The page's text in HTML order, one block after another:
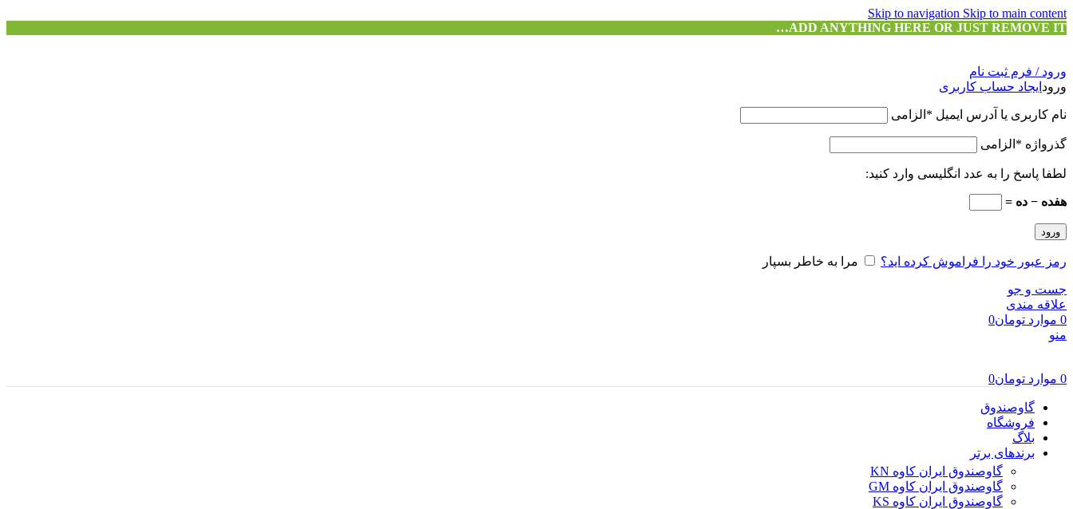
Skip to navigation Skip to main content
ADD ANYTHING HERE OR JUST REMOVE IT…
ورود / فرم ثبت نام
ورود ایجاد حساب کاربری
نام کاربری یا آدرس ایمیل * الزامی
گذرواژه * الزامی
لطفا پاسخ را به عدد انگلیسی وارد کنید:
هفده − ده =
ورود
رمز عبور خود را فراموش کرده اید؟ مرا به خاطر بسپار
جست و جو
علاقه مندی
0 موارد تومان0
منو
0 موارد تومان0
گاوصندوق
فروشگاه
بلاگ
برندهای برتر
گاوصندوق ایران کاوه KN
گاوصندوق ایران کاوه GM
گاوصندوق ایران کاوه KS